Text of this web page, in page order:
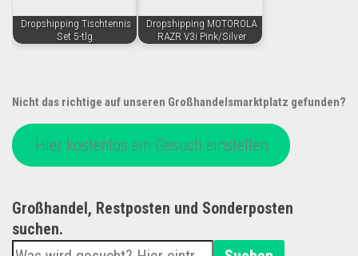
Dropshipping Tischtennis
Set 5-tlg.
Dropshipping MOTOROLA
RAZR V3i Pink/Silver
Nicht das richtige auf unseren Großhandelsmarktplatz gefunden?
Hier kostenlos ein Gesuch einstellen
Großhandel, Restposten und Sonderposten
suchen.